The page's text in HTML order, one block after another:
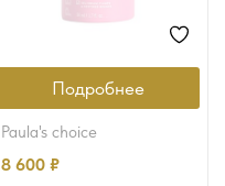
Подробнее
paula's choice
8 600 ₽